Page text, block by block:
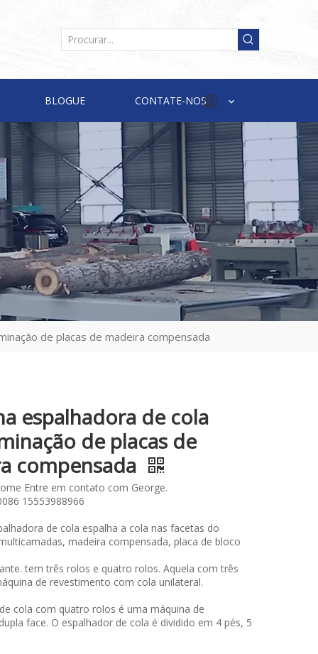
BLOGUE CONTATE-NOS
de placas de madeira compensada
espalhadora de cola
de placas de
compensada
Entre em contato com George.
15553988966
de cola espalha a cola nas facetas do
madeira compensada, placa de bloco
tem três rolos e quatro rolos. Aquela com três
de revestimento com cola unilateral.
cola com quatro rolos é uma máquina de
face. O espalhador de cola é dividido em 4 pés, 5